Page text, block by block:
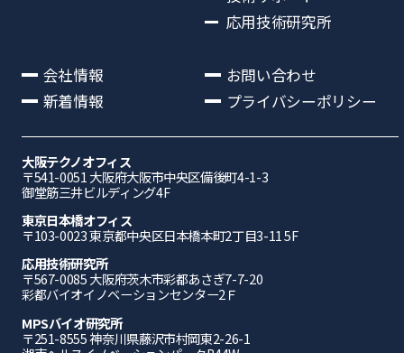
応用技術研究所
会社情報
新着情報
お問い合わせ
プライバシーポリシー
大阪テクノオフィス
〒541-0051 ⼤阪府⼤阪市中央区備後町4-1-3
御堂筋三井ビルディング4F
東京日本橋オフィス
〒103-0023 東京都中央区日本橋本町2丁目3-11 5F
応⽤技術研究所
〒567-0085 ⼤阪府茨⽊市彩都あさぎ7-7-20
彩都バイオイノベーションセンター2Ｆ
MPSバイオ研究所
〒251-8555 神奈川県藤沢市村岡東2-26-1